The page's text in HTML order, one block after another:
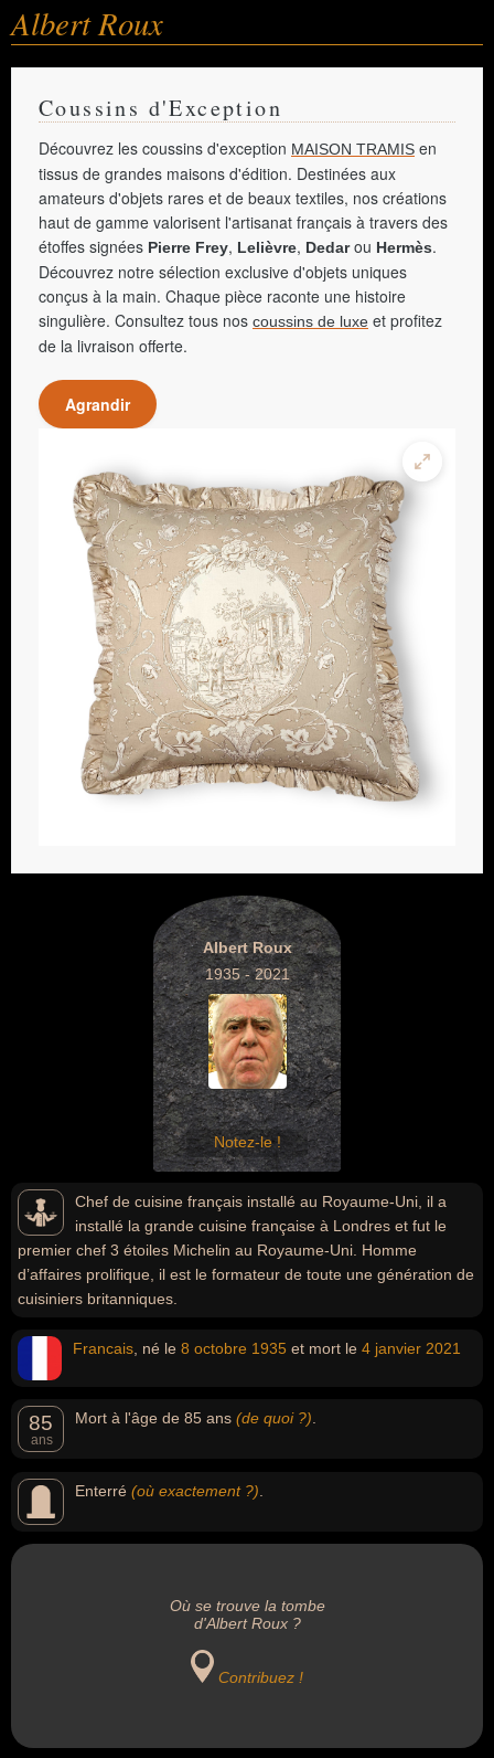
Albert Roux
Coussins d'Exception
Découvrez les coussins d'exception MAISON TRAMIS en
tissus de grandes maisons d'édition. Destinées aux
amateurs d'objets rares et de beaux textiles, nos créations
haut de gamme valorisent l'artisanat français à travers des
étoffes signées Pierre Frey, Lelièvre, Dedarou Hermès.
Découvrez notre sélection exclusive d'objets uniques
conçus à la main. Chaque pièce raconte une histoire
singulière. Consultez tous nos coussins de luxe et profitez
de la livraison offerte.
Agrandir
Albert Roux
1935 - 2021
Notez-le !
Chef de cuisine français installé au Royaume-Uni, il a
installé la grande cuisine française à Londres et fut le
premier chef 3 étoiles Michelin au Royaume-Uni. Homme
d’affaires prolifique, il est le formateur de toute une génération de
cuisiniers britanniques.
Francais , né le 8 octobre 1935 et mort le 4 janvier 2021
85
ans
Mort à l'âge de 85 ans (de quoi ?)
Enterré (où exactement ?)
Où se trouve la tombe
d'Albert Roux ?
Contribuez !